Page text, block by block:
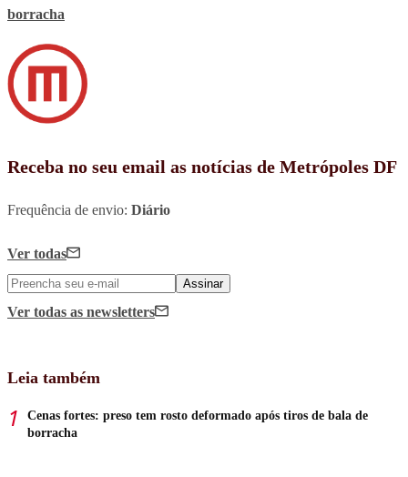
borracha
Receba no seu email as notícias de Metrópoles DF
Frequência de envio: Diário
Ver todas
Assinar
Ver todas as newsletters
Leia também
Cenas fortes: preso tem rosto deformado após tiros de bala de
borracha